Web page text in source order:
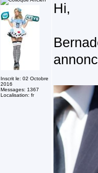
Inscrit le: 02 Octobre
2016
Messages: 1367
Localisation: fr
Hi,